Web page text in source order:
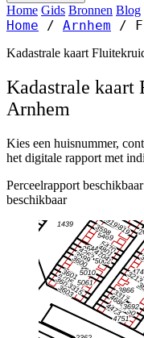
Home Gids Bronnen Blog
Home / Arnhem /
Kadastrale kaart
Kadastrale kaart
Arnhem
Kies een huisnummer,
het digitale rapport met
Perceelrapport beschikbaar
beschikbaar